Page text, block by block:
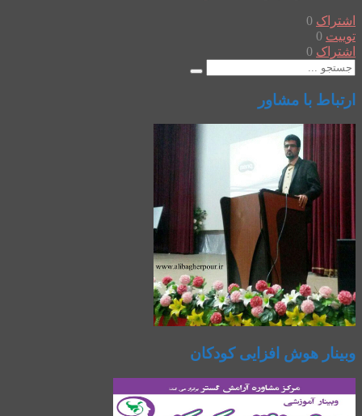
اشتراک 0
توییت 0
اشتراک 0
ارتباط با مشاور
وبینار هوش افزایی کودکان